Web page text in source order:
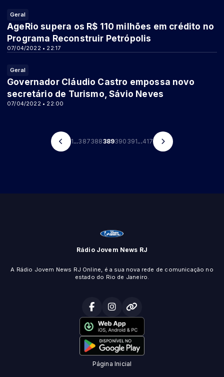
Geral
07/04/2022 • 22:17
AgeRio supera os R$ 110 milhões em crédito no
Programa Reconstruir Petrópolis
Geral
07/04/2022 • 22:00
Governador Cláudio Castro empossa novo
secretário de Turismo, Sávio Neves
1...387388389390 391...417
Rádio Jovem News RJ
A Rádio Jovem News RJ Online, é a sua nova rede de comunicação no
estado do Rio de Janeiro.
Página Inicial